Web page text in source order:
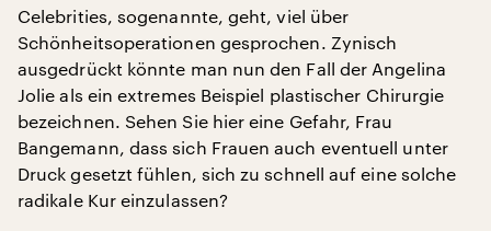
Celebrities, sogenannte, geht, viel über
Schönheitsoperationen gesprochen. Zynisch
ausgedrückt könnte man nun den Fall der Angelina
Jolie als ein extremes Beispiel plastischer Chirurgie
bezeichnen. Sehen Sie hier eine Gefahr, Frau
Bangemann, dass sich Frauen auch eventuell unter
Druck gesetzt fühlen, sich zu schnell auf eine solche
radikale Kur einzulassen?